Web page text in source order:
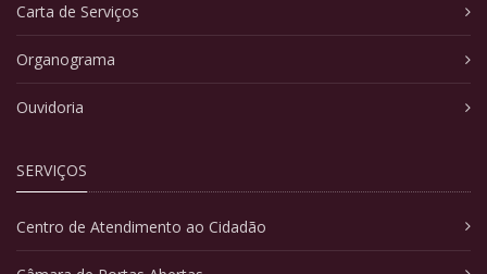
Carta de Serviços
Organograma
Ouvidoria
SERVIÇOS
Centro de Atendimento ao Cidadão